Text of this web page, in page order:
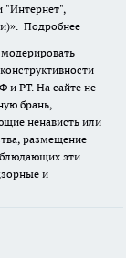
"Интернет",
Подробнее
и РТ. На сайте не
брань,
ненависть или
размещение
эти
и